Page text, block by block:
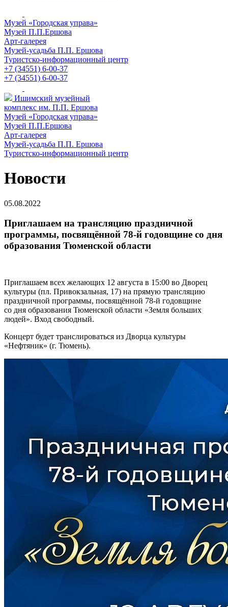
Музей «Городская управа»
Музей П.П.Ершова
Арт-галерея
Музей-усадьба П.П. Ершова
Туристско-информационный центр
+7 (34551) 6-00-37
+7 (34551) 6-00-37
Ишимский музейный
комплекс им. П.П. Ершова
Музей «Городская управа»
Музей П.П.Ершова
Арт-галерея
Музей-усадьба П.П. Ершова
Туристско-информационный центр
Новости
05.08.2022
Приглашаем на трансляцию праздничной
программы, посвящённой 78-й годовщине со дня
образования Тюменской области
Приглашаем всех желающих 12 августа в 15:00 во Дворец
культуры (пл. Привокзальная, 17) на прямую трансляцию
праздничной программы, посвящённой 78-й годовщине
со дня образования Тюменской области «Земля больших
людей». Вход свободный.
Концерт будет транслироваться из Дворца культуры
«Нефтяник» (г. Тюмень).